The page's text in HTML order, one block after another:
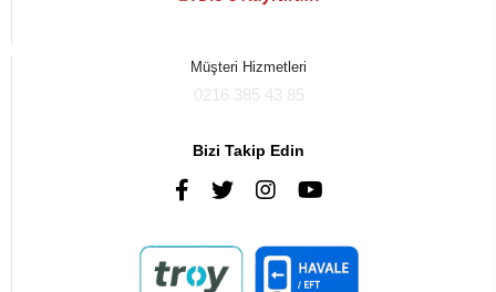
Müşteri Hizmetleri
0216 385 43 85
Bizi Takip Edin